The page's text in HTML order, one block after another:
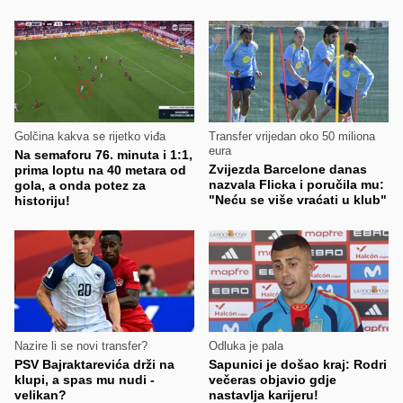
Golčina kakva se rijetko viđa
Na semaforu 76. minuta i 1:1,
prima loptu na 40 metara od
gola, a onda potez za
historiju!
Transfer vrijedan oko 50 miliona
eura
Zvijezda Barcelone danas
nazvala Flicka i poručila mu:
"Neću se više vraćati u klub"
Nazire li se novi transfer?
PSV Bajraktarevića drži na
klupi, a spas mu nudi -
velikan?
Odluka je pala
Sapunici je došao kraj: Rodri
večeras objavio gdje
nastavlja karijeru!